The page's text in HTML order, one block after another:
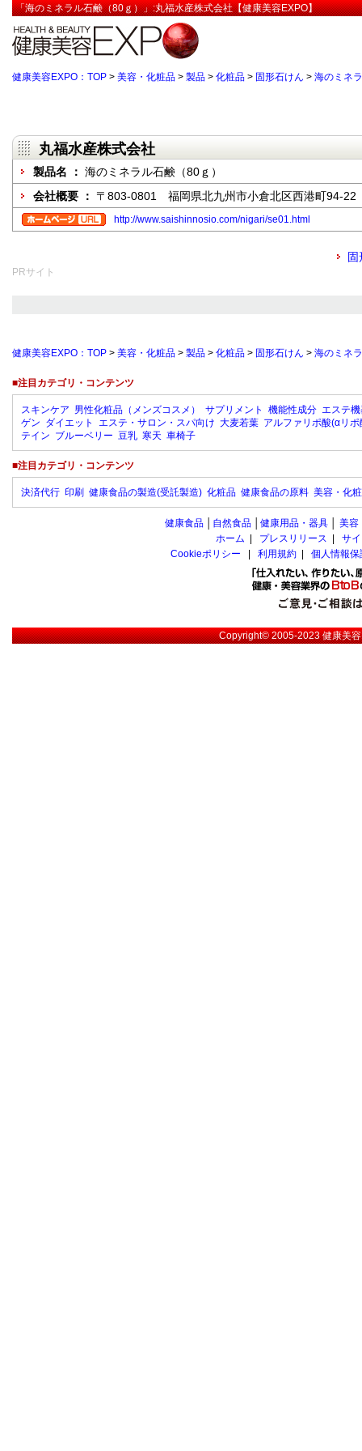
「海のミネラル石鹸（80ｇ）」:丸福水産株式会社【健康美容EXPO】
健康美容EXPO：TOP > 美容・化粧品 > 製品 > 化粧品 > 固形石けん > 海のミネ
丸福水産株式会社
製品名 ： 海のミネラル石鹸（80ｇ）
会社概要 ： 〒803-0801 福岡県北九州市小倉北区西港町94-22
http://www.saishinnosio.com/nigari/se01.html
固
PRサイト
健康美容EXPO：TOP > 美容・化粧品 > 製品 > 化粧品 > 固形石けん > 海のミネ
■注目カテゴリ・コンテンツ
スキンケア 男性化粧品（メンズコスメ） サプリメント 機能性成分 エステ
ゲン ダイエット エステ・サロン・スパ向け 大麦若葉 アルファリポ酸(αリポ
テイン ブルーベリー 豆乳 寒天 車椅子
■注目カテゴリ・コンテンツ
決済代行 印刷 健康食品の製造(受託製造) 化粧品 健康食品の原料 美容・化
健康食品 自然食品 健康用品・器具 美容
ホーム
プレスリリース
サ
Cookieポリシー
利用規約 個人情報
Copyright© 2005-2023健康美